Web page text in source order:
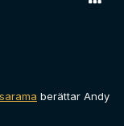
berättar Andy